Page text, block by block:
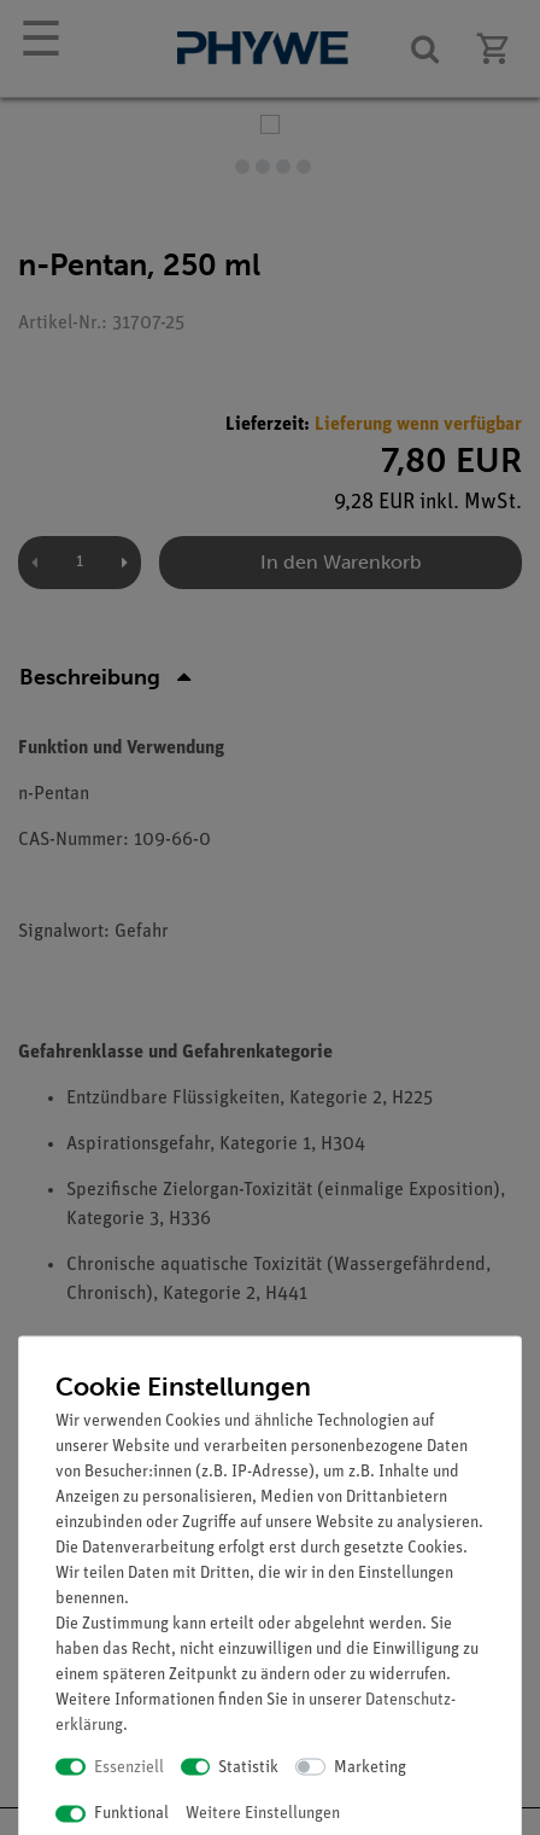
☰
n-Pentan, 250 ml
Artikel-Nr.: 31707-25
Lieferzeit: Lieferung wenn verfügbar
7,80 EUR
9,28 EUR inkl. MwSt.
In den Warenkorb
Beschreibung
Funktion und Verwendung
n-Pentan
CAS-Nummer: 109-66-0
Signalwort: Gefahr
Gefahrenklasse und Gefahrenkategorie
Entzündbare Flüssigkeiten, Kategorie 2, H225
Aspirationsgefahr, Kategorie 1, H304
Spezifische Zielorgan-Toxizität (einmalige Exposition),
Kategorie 3, H336
Chronische aquatische Toxizität (Wassergefährdend,
Chronisch), Kategorie 2, H441
HINWEIS: Bitte beachten sie, dass wir keine Chemikalien an
Privatpersonen verkaufen. Lt. ChemVerbotsV geben wir
Chemikalien nur an Wiederverkäufer, berufsmässige
Verwender und öffentliche Forschungs- Untersuchungs und
Lehranstalten ab.
Media / Downloads
Cookie Einstellungen
Wir verwenden Cookies und ähnliche Technologien auf
unserer Website und verarbeiten personenbezogene Daten
von Besucher:innen (z.B. IP-Adresse), um z.B. Inhalte und
Anzeigen zu personalisieren, Medien von Drittanbietern
einzubinden oder Zugriffe auf unsere Website zu analysieren.
Die Datenverarbeitung erfolgt erst durch gesetzte Cookies.
Wir teilen Daten mit Dritten, die wir in den Einstellungen
benennen.
Die Zustimmung kann erteilt oder abgelehnt werden. Sie
haben das Recht, nicht einzuwilligen und die Einwilligung zu
einem späteren Zeitpunkt zu ändern oder zu widerrufen.
Weitere Informationen finden Sie in unserer Daten­schutz­
erklärung.
Essenziell Statistik Marketing
Funktional Weitere Einstellungen